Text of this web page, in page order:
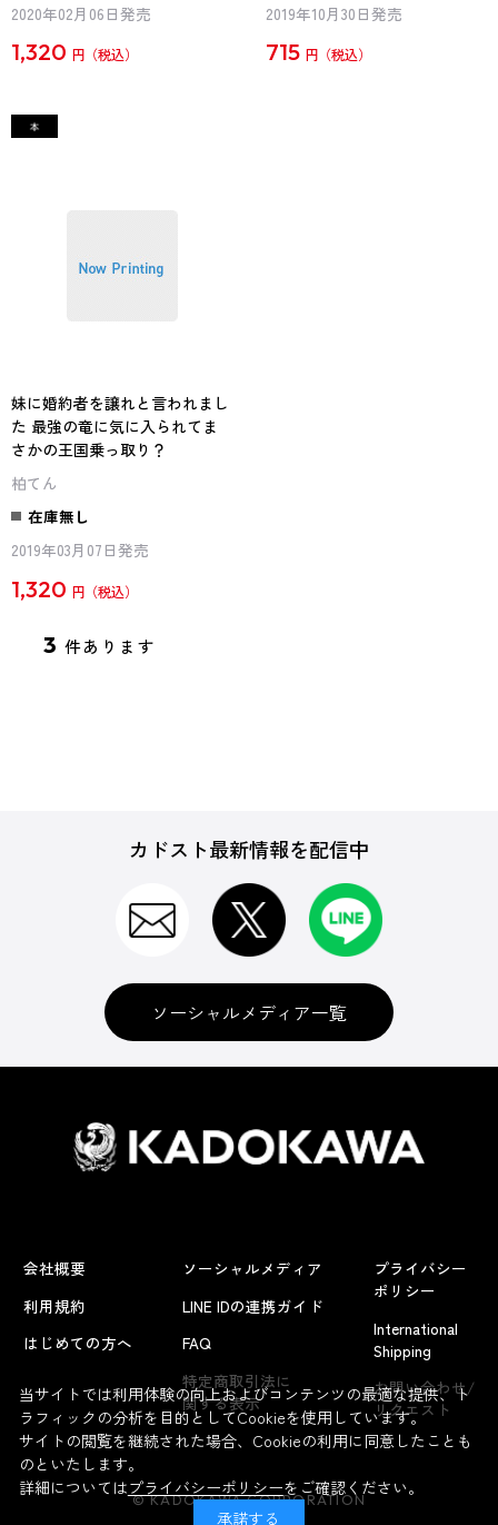
2020年02月06日発売
1,320 円
2019年10月30日発売
715 円
妹に婚約者を譲れと言われまし
た 最強の竜に気に入られてま
さかの王国乗っ取り？
柏てん
在庫無し
2019年03月07日発売
1,320 円
3 件あります
カドスト最新情報を配信中
ソーシャルメディア一覧
会社概要
利用規約
はじめての方へ
ソーシャルメディア
LINE IDの連携ガイド
FAQ
特定商取引法に
関する表示
プライバシー
ポリシー
International
Shipping
お問い合わせ/
リクエスト
© KADOKAWA CORPORATION
当サイトでは利用体験の向上およびコンテンツの最適な提供、ト
ラフィックの分析を目的としてCookieを使用しています。
サイトの閲覧を継続された場合、Cookieの利用に同意したことも
のといたします。
詳細についてはプライバシーポリシーをご確認ください。
承諾する